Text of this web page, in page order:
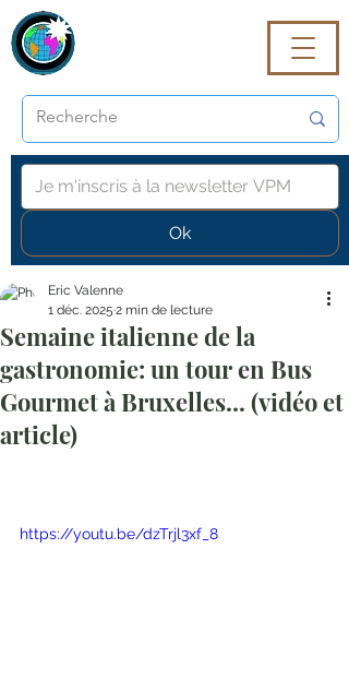
Ok
Semaine italienne de la
gastronomie: un tour en Bus
Gourmet à Bruxelles... (vidéo et
article)
Eric Valenne
1 déc. 2025 2 min de lecture
https://youtu.be/dzTrjl3xf_8